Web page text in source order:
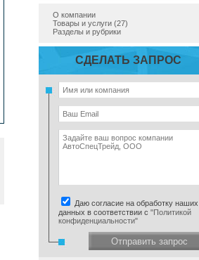
О компании
Товары и услуги (27)
Разделы и рубрики
СДЕЛАТЬ ЗАПРОС
Даю согласие на обработку наших
данных в соответствии с "Политикой
конфиденциальности"
Отправить запрос